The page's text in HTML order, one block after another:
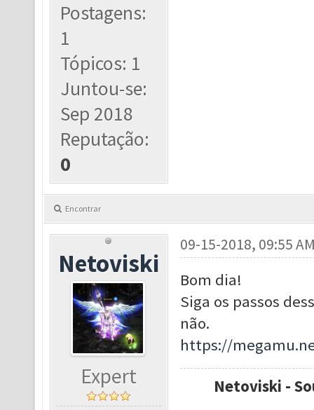
Postagens:
1
Tópicos: 1
Juntou-se:
Sep 2018
Reputação:
0
Encontrar
Netoviski
Expert
09-15-2018, 09:55
Bom dia!
Siga os passos
não.
https://
Netoviski -